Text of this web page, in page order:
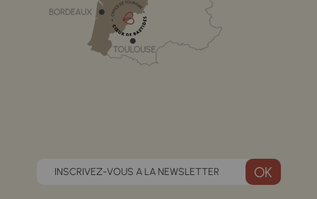
INSCRIVEZ-VOUS A LA NEWSLETTER